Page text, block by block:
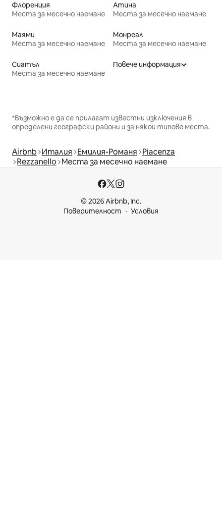
Флоренция
Места за месечно наемане
Атина
Места за месечно наемане
Маями
Места за месечно наемане
Монреал
Места за месечно наемане
Сиатъл
Места за месечно наемане
Повече информация
*Възможно е да се прилагат известни изключения в
определени географски райони и за някои типове места.
Airbnb Италия Емилия-Романя Piacenza
Rezzanello Места за месечно наемане
© 2026 Airbnb, Inc.
Поверителност
Условия